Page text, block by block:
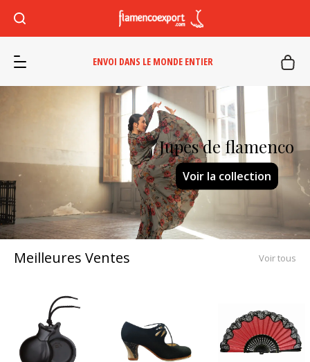
ENVOI DANS LE MONDE ENTIER
Jupes de flamenco
Voir la collection
Meilleures Ventes Voir tous